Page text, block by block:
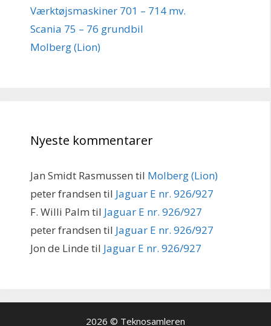
Værktøjsmaskiner 701 – 714 mv.
Scania 75 – 76 grundbil
Molberg (Lion)
Nyeste kommentarer
Jan Smidt Rasmussen til Molberg (Lion)
peter frandsen til Jaguar E nr. 926/927
F. Willi Palm til Jaguar E nr. 926/927
peter frandsen til Jaguar E nr. 926/927
Jon de Linde til Jaguar E nr. 926/927
2026 © Teknosamleren